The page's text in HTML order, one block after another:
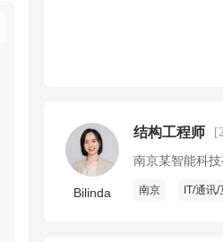
Bilinda
结构工程师
南京某智能科
南京 IT/通讯